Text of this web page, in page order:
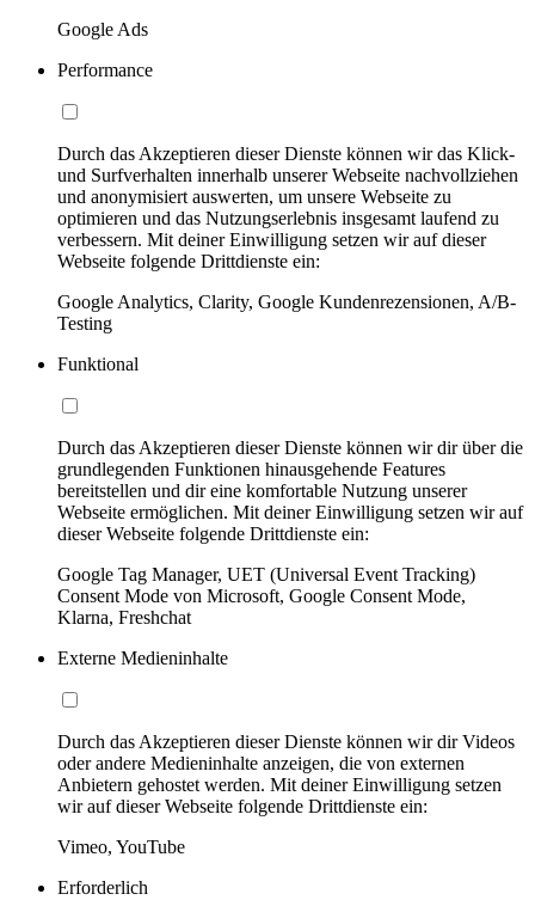
Google Ads
Performance
Durch das Akzeptieren dieser Dienste können wir das Klick-
und Surfverhalten innerhalb unserer Webseite nachvollziehen
und anonymisiert auswerten, um unsere Webseite zu
optimieren und das Nutzungserlebnis insgesamt laufend zu
verbessern. Mit deiner Einwilligung setzen wir auf dieser
Webseite folgende Drittdienste ein:
Google Analytics, Clarity, Google Kundenrezensionen, A/B-
Testing
Funktional
Durch das Akzeptieren dieser Dienste können wir dir über die
grundlegenden Funktionen hinausgehende Features
bereitstellen und dir eine komfortable Nutzung unserer
Webseite ermöglichen. Mit deiner Einwilligung setzen wir auf
dieser Webseite folgende Drittdienste ein:
Google Tag Manager, UET (Universal Event Tracking)
Consent Mode von Microsoft, Google Consent Mode,
Klarna, Freshchat
Externe Medieninhalte
Durch das Akzeptieren dieser Dienste können wir dir Videos
oder andere Medieninhalte anzeigen, die von externen
Anbietern gehostet werden. Mit deiner Einwilligung setzen
wir auf dieser Webseite folgende Drittdienste ein:
Vimeo, YouTube
Erforderlich